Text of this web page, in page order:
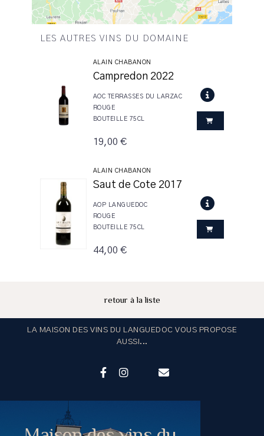
LES AUTRES VINS DU DOMAINE
ALAIN CHABANON
Campredon 2022
AOC TERRASSES DU LARZAC
ROUGE
BOUTEILLE 75CL
19,00 €
ALAIN CHABANON
Saut de Cote 2017
AOP LANGUEDOC
ROUGE
BOUTEILLE 75CL
44,00 €
retour à la liste
LA MAISON DES VINS DU LANGUEDOC VOUS PROPOSE
AUSSI...